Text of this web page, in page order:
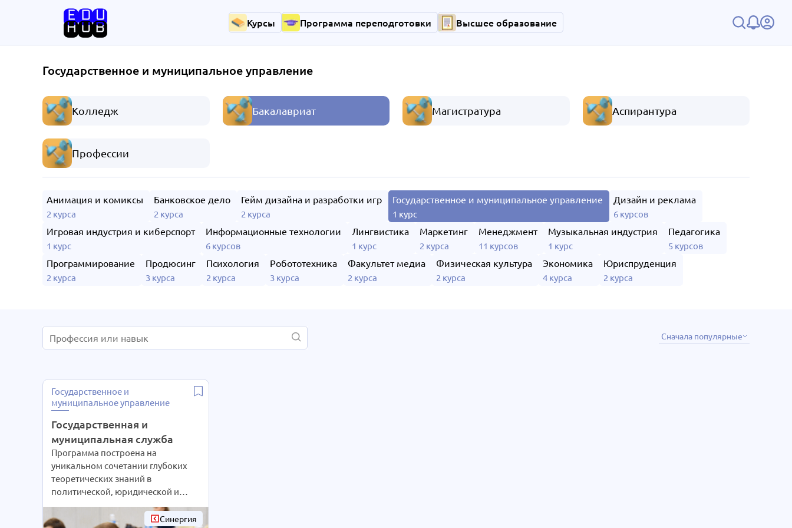
Курсы Программа переподготовки Высшее образование
Государственное и муниципальное управление
Колледж Бакалавриат Магистратура Аспирантура
Профессии
Анимация и комиксы
2 курса
Банковское дело
2 курса
Гейм дизайна и разработки игр
2 курса
Государственное и муниципальное управление
1 курс
Дизайн и реклама
6 курсов
Игровая индустрия и киберспорт
1 курс
Информационные технологии
6 курсов
Лингвистика
1 курс
Маркетинг
2 курса
Менеджмент
11 курсов
Музыкальная индустрия
1 курс
Педагогика
5 курсов
Программирование
2 курса
Продюсинг
3 курса
Психология
2 курса
Робототехника
3 курса
Факультет медиа
2 курса
Физическая культура
2 курса
Экономика
4 курса
Юриспруденция
2 курса
Сначала популярные
Синергия
Государственное и
муниципальное управление
Государственная и
муниципальная служба
Программа построена на
уникальном сочетании глубоких
теоретических знаний в
политической, юридической и
социологической сферах, с опытом
практической работы в